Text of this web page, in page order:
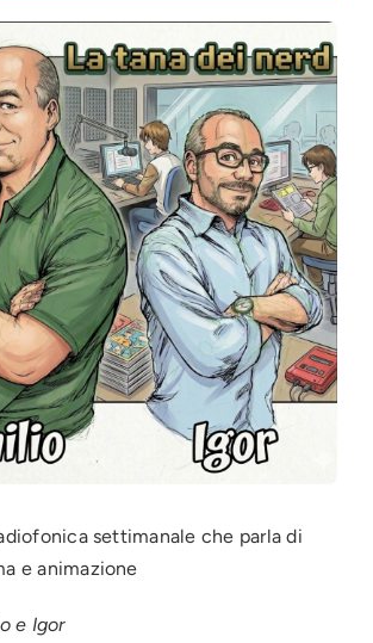
settimanale che parla di
e animazione
e Igor